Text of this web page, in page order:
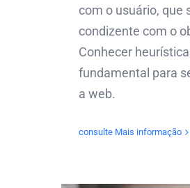
com o usuário, que
condizente com o
Conhecer
fundamental para
a web.
consulte Mais informação